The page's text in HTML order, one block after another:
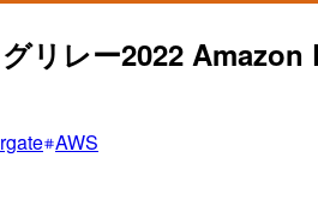
リレー2022 Amazon
AWS